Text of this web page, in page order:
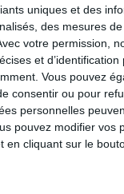
uniques et des
des mesures
votre permission,
et d’identification
Vous pouvez
consentir ou pour
personnelles
pouvez modifier vos
cliquant sur le
13
ADVERSAIRES
12 (70,59%)